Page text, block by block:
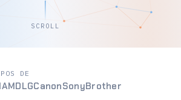
SCROLL
DE
AMDLGCanonSonyBrother